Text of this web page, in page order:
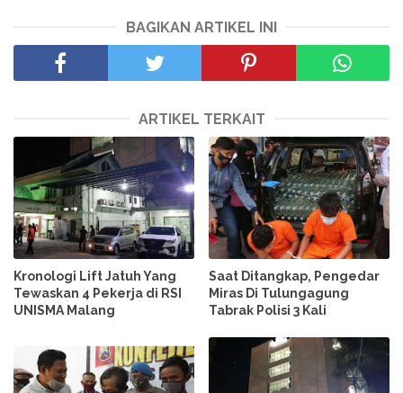
BAGIKAN ARTIKEL INI
ARTIKEL TERKAIT
Kronologi Lift Jatuh Yang
Tewaskan 4 Pekerja di RSI
UNISMA Malang
Saat Ditangkap, Pengedar
Miras Di Tulungagung
Tabrak Polisi 3 Kali